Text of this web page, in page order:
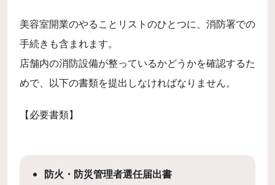
美容室開業のやることリストのひとつに、消防署での
手続きも含まれます。
店舗内の消防設備が整っているかどうかを確認するた
めで、以下の書類を提出しなければなりません。
【必要書類】
防火・防災管理者選任届出書